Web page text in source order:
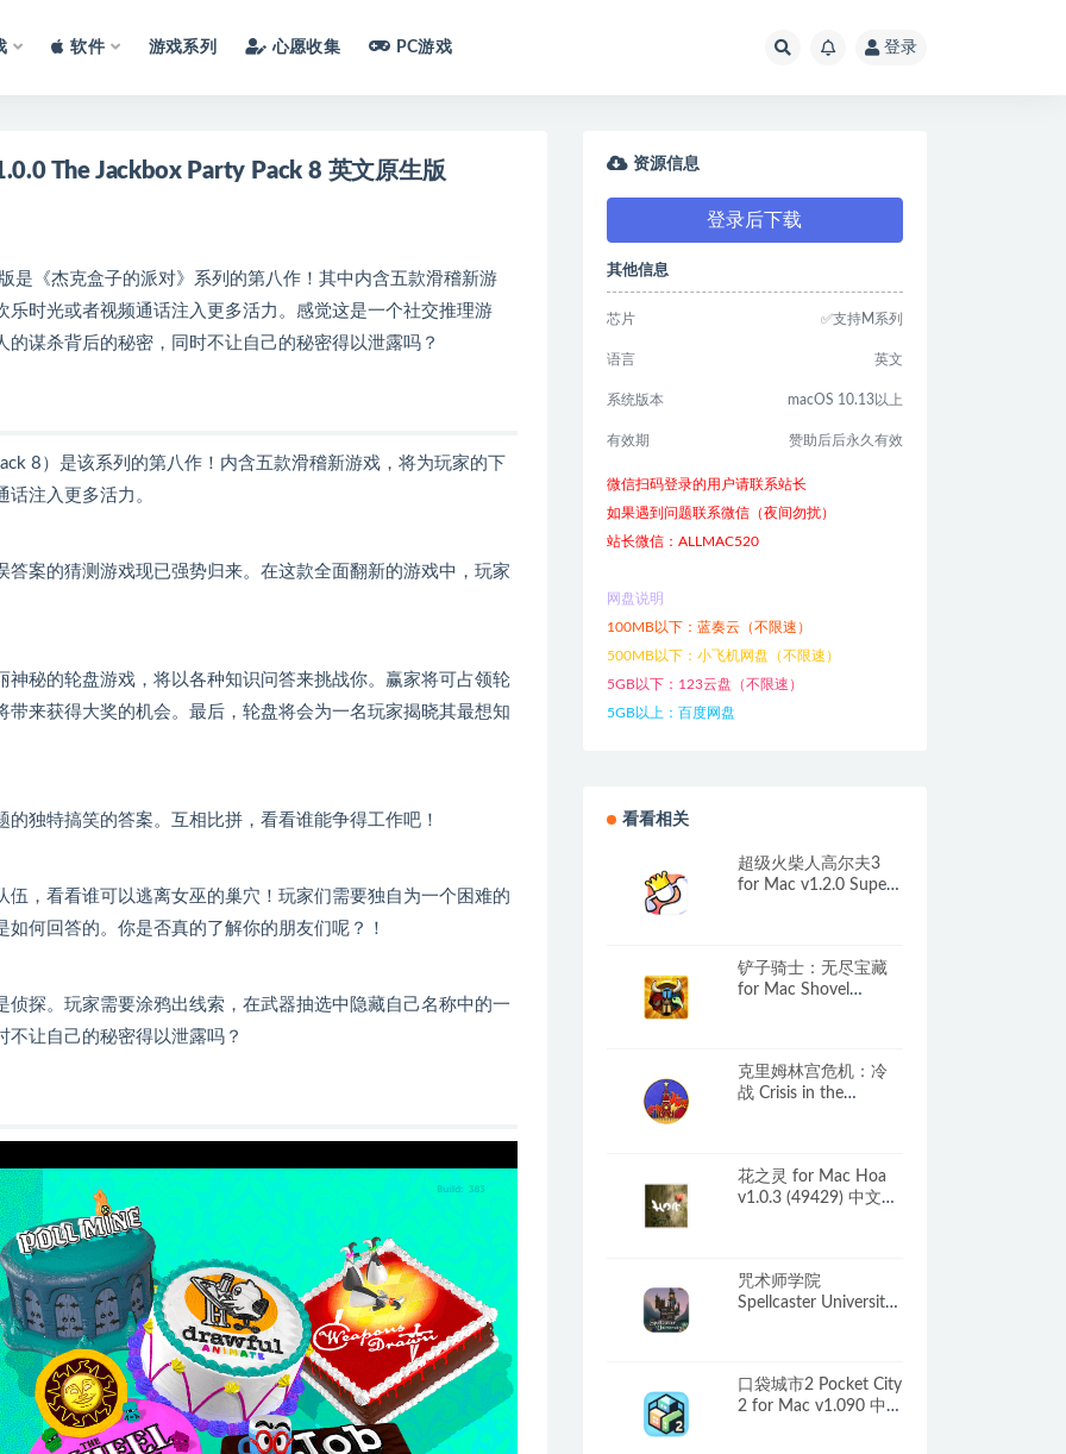
软件 游戏系列 心愿收集 PC游戏 登录
The Jackbox Party Pack 8 英文原生版
是《杰克盒子的派对》系列的第八作！其中内含五款滑稽新游
时光或者视频通话注入更多活力。感觉这是一个社交推理游
谋杀背后的秘密，同时不让自己的秘密得以泄露吗？
8）是该系列的第八作！内含五款滑稽新游戏，将为玩家的下
注入更多活力。
案的猜测游戏现已强势归来。在这款全面翻新的游戏中，玩家
秘的轮盘游戏，将以各种知识问答来挑战你。赢家将可占领轮
来获得大奖的机会。最后，轮盘将会为一名玩家揭晓其最想知
独特搞笑的答案。互相比拼，看看谁能争得工作吧！
，看看谁可以逃离女巫的巢穴！玩家们需要独自为一个困难的
何回答的。你是否真的了解你的朋友们呢？！
探。玩家需要涂鸦出线索，在武器抽选中隐藏自己名称中的一
让自己的秘密得以泄露吗？
资源信息
登录后下载
其他信息
芯片 ✅支持M系列
语言 英文
系统版本 macOS 10.13以上
有效期 赞助后后永久有效
微信扫码登录的用户请联系站长
如果遇到问题联系微信（夜间勿扰）
站长微信：ALLMAC520
网盘说明
100MB以下：蓝奏云（不限速）
500MB以下：小飞机网盘（不限速）
5GB以下：123云盘（不限速）
5GB以上：百度网盘
看看相关
超级火柴人高尔夫3
for Mac v1.2.0 Super
铲子骑士：无尽宝藏
for Mac Shovel
克里姆林宫危机：冷
战 Crisis in the
花之灵 for Mac Hoa
v1.0.3 (49429) 中文原
咒术师学院
Spellcaster University
口袋城市2 Pocket City
2 for Mac v1.090 中文